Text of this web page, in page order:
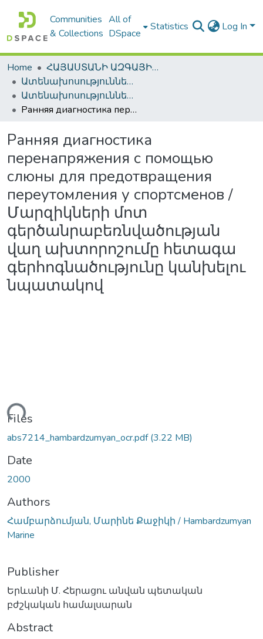
Communities
& Collections
All of
DSpace
Statistics Log In
Home
ՀԱՅԱՍՏԱՆԻ ԱԶԳԱՅԻՆ ԳՐԱԴԱՐԱՆԻ ԹՎԱՅԻՆ ՊԱՀՈՑ / DIGITAL REPOSITORY OF NLA
Ատենախոսություններ և սեղմագրեր / Theses & Abstracts
Ատենախոսություններ և սեղմագրեր / Theses & Abstracts
Ранняя диагностика перенапряжения с помощью слюны для предотвращения переутомления у спортсменов / Մարզիկների մոտ գերծանրաբեռնվածության վաղ ախտորոշումը հետագա գերհոգնածությունը կանխելու նպատակով
Ранняя диагностика
перенапряжения с помощью
слюны для предотвращения
переутомления у спортсменов /
Մարզիկների մոտ
գերծանրաբեռնվածության
վաղ ախտորոշումը հետագա
գերհոգնածությունը կանխելու
նպատակով
Files
abs7214_hambardzumyan_ocr.pdf(3.22 MB)
Date
2000
Authors
Համբարձումյան, Մարինե Քաջիկի / Hambardzumyan
Marine
Publisher
Երևանի Մ. Հերացու անվան պետական
բժշկական համալսարան
Abstract